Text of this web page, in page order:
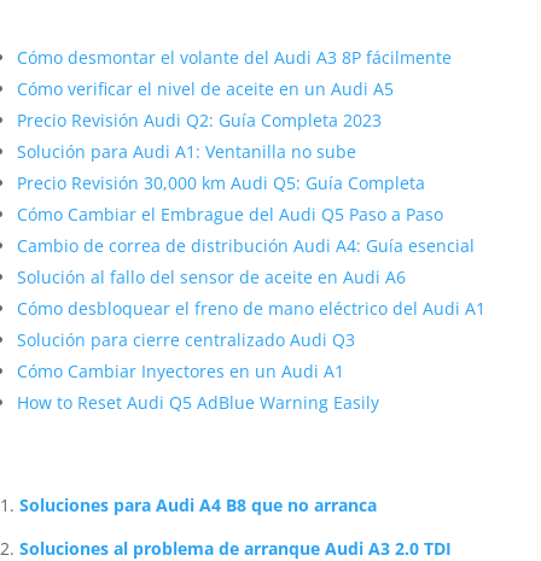
Cómo desmontar el volante del Audi A3 8P fácilmente
Cómo verificar el nivel de aceite en un Audi A5
Precio Revisión Audi Q2: Guía Completa 2023
Solución para Audi A1: Ventanilla no sube
Precio Revisión 30,000 km Audi Q5: Guía Completa
Cómo Cambiar el Embrague del Audi Q5 Paso a Paso
Cambio de correa de distribución Audi A4: Guía esencial
Solución al fallo del sensor de aceite en Audi A6
Cómo desbloquear el freno de mano eléctrico del Audi A1
Solución para cierre centralizado Audi Q3
Cómo Cambiar Inyectores en un Audi A1
How to Reset Audi Q5 AdBlue Warning Easily
Soluciones para Audi A4 B8 que no arranca
Soluciones al problema de arranque Audi A3 2.0 TDI